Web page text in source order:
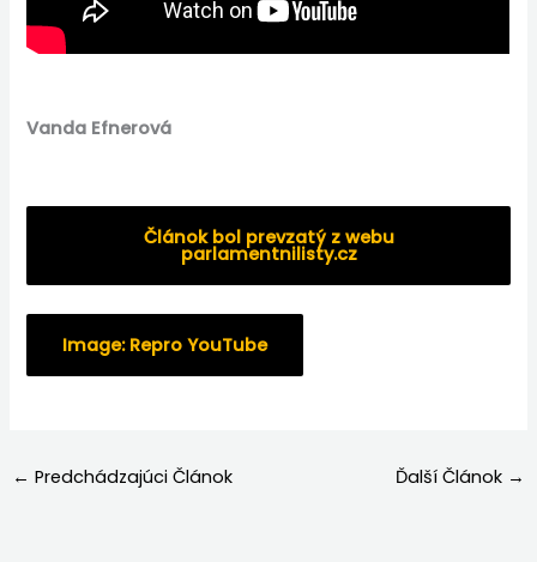
Vanda Efnerová
Článok bol prevzatý z webu
parlamentnilisty.cz
Image: Repro YouTube
← Predchádzajúci Článok Ďalší Článok →